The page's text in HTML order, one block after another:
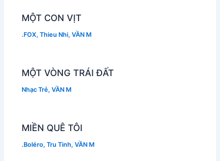
MỘT CON VỊT
.FOX,Thieu Nhi,VẦN M
MỘT VÒNG TRÁI ĐẤT
Nhạc Trẻ,VẦN M
MIỀN QUÊ TÔI
.Boléro,Tru Tinh,VẦN M